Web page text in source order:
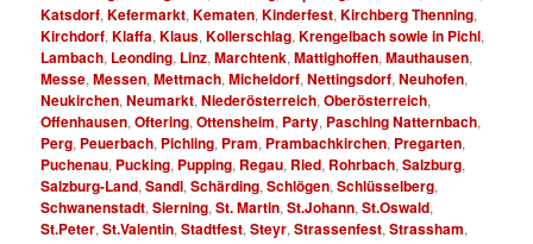
Katsdorf,Kefermarkt,Kematen,Kinderfest,Kirchberg Thenning,
Kirchdorf,Klaffa,Klaus,Kollerschlag,Krengelbach sowie in Pichl,
Lambach, Leonding, Linz,Marchtenk,Mattighoffen,Mauthausen,
Messe,Messen,Mettmach,Micheldorf,Nettingsdorf,Neuhofen,
Neukirchen,Neumarkt,Niederösterreich,Oberösterreich,
Offenhausen,Oftering,Ottensheim, Party, Pasching Natternbach,
Perg, Peuerbach, Pichling, Pram, Prambachkirchen, Pregarten,
Puchenau, Pucking, Pupping, Regau, Ried, Rohrbach,Salzburg,
Salzburg-Land,Sandl,Schärding,Schlögen,Schlüsselberg,
Schwanenstadt,Sierning,St. Martin,St.Johann,St.Oswald,
St.Peter,St.Valentin,Stadtfest,Steyr,Strassenfest,Strassham,